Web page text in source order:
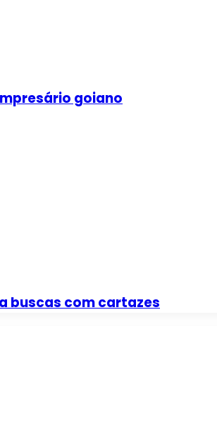
goiano
buscas com cartazes